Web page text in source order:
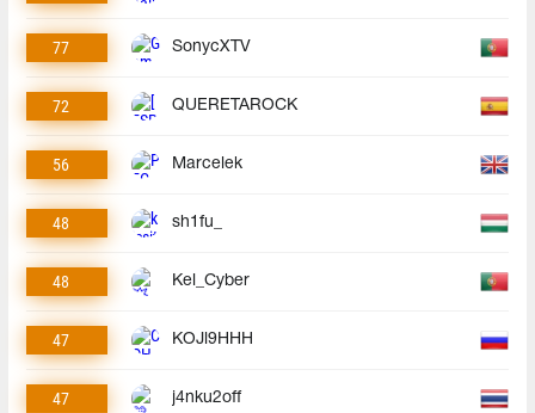
77 SonycXTV
72 QUERETAROCK
56 Marcelek
48 sh1fu_
48 Kel_Cyber
47 KOJl9HHH
47 j4nku2off